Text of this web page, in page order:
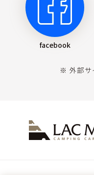
facebook
※ 外部サ